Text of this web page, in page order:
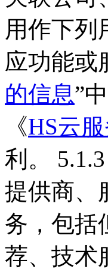
用作下列
应功能或
的信息”
《HS云
利。
提供商、
务，包括
荐、技术